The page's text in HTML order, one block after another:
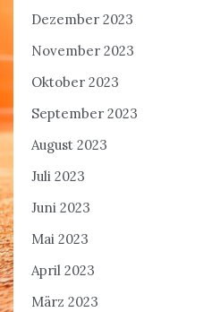
Dezember 2023
November 2023
Oktober 2023
September 2023
August 2023
Juli 2023
Juni 2023
Mai 2023
April 2023
März 2023